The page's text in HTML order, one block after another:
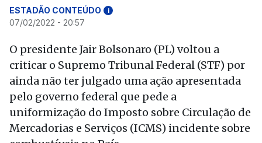
ESTADÃO CONTEÚDO i
07/02/2022 - 20:57
O presidente Jair Bolsonaro (PL) voltou a
criticar o Supremo Tribunal Federal (STF) por
ainda não ter julgado uma ação apresentada
pelo governo federal que pede a
uniformização do Imposto sobre Circulação de
Mercadorias e Serviços (ICMS) incidente sobre